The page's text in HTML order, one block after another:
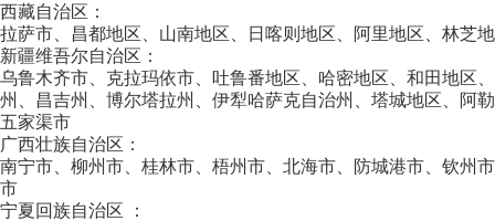
西藏自治区：
拉萨市、昌都地区、山南地区、日喀则地区、阿里地区、林芝
新疆维吾尔自治区：
乌鲁木齐市、克拉玛依市、吐鲁番地区、哈密地区、和田地区
州、昌吉州、博尔塔拉州、伊犁哈萨克自治州、塔城地区、阿
五家渠市
广西壮族自治区：
南宁市、柳州市、桂林市、梧州市、北海市、防城港市、钦州
市
宁夏回族自治区 ：